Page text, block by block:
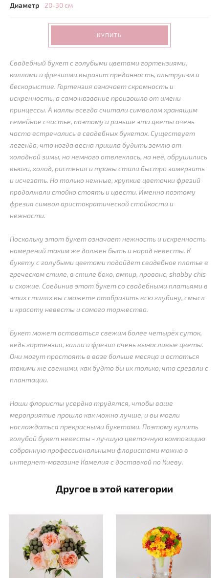
Диаметр
20-30 см
КУПИТЬ
Свадебный букет с голубыми цветами гортензиями,
каллами и фрезиями выразит преданность, альтруизм и
бескорыстие. Гортензия означает скромность и
искренность, а само название произошло от имени
принцессы. А каллы всегда считали символом хранящим
семейное счастье, поэтому и раньше эти цветы очень
часто встречались в свадебных букетах. Существует
легенда, что когда весна пришла будить землю от
холодной зимы, но немного отвлеклась, на неё, обрушились
вьюга, холод, растения и травы стали быстро замерзать
и исчезать. Но только нежные, хрупкие цветочки фрезий
продолжали стойко стоять и цвести. Именно поэтому
фрезия символ аристократической стойкости и
нежности.
Поскольку этот букет означает нежность и искренность
намерений таким же должен быть и наряд невесты. К
букету с голубыми цветами подойдет свадебное платье в
греческом стиле, в стиле бохо, ампир, прованс, shabby chis
и схожие. Соединив этот букет со свадебными платьями в
этих стилях вы сможете отобразить всю глубину, смысл
и красоту невесты и самого торжества.
Букет может оставаться свежим более четырёх суток,
ведь гортензия, калла и фрезия очень выносливые цветы.
Они могут простоять в вазе больше месяца и остаться
такими же свежими, как будто бы их только, что срезали с
плантации.
Наши флористы усердно трудятся, чтобы ваше
мероприятие прошло как можно лучше, и вы могли
наслаждаться прекрасными букетами. Поэтому купить
голубой букет невесты - лучшую цветочную композицию
собранную профессиональными флористами можно в
интернет-магазине Камелия с доставкой по Киеву.
Другое в этой категории